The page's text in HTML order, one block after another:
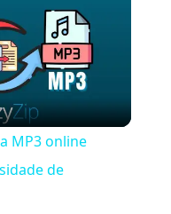
MP3 online
de